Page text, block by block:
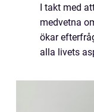
I takt med
medvetna
ökar
alla livets